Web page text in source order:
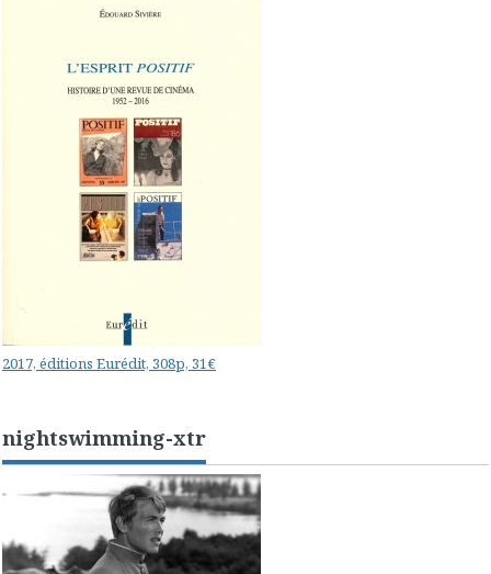
2017, éditions Eurédit, 308p, 31€
nightswimming-xtr